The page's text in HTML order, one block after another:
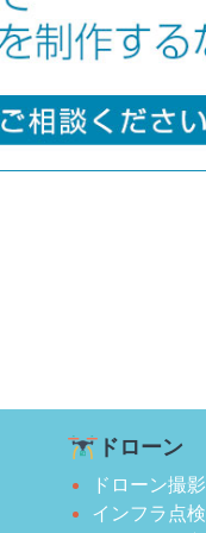
ドローン
ドローン撮影
インフラ点検